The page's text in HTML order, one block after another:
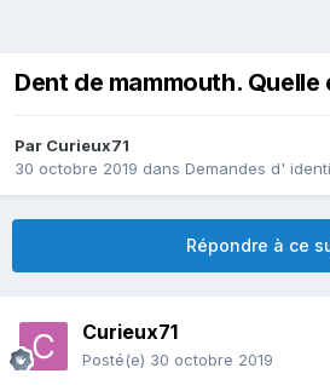
Dent de mammouth. Quelle
Par Curieux71
30 octobre 2019 dans Demandes d'
Répondre à ce
Curieux71
Posté(e) 30 octobre 2019